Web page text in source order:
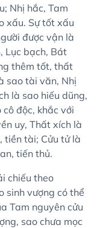
Nhị hắc, Tam
xấu. Sự tốt xấu
được vận là
Lục bạch, Bát
thêm tốt, thất
sao tài văn, Nhị
là sao hiếu dũng,
độc, khắc với
uy, Thất xích là
tiền tài; Cửu tử là
tiến thủ.
chiếu theo
sinh vượng có thể
Tam nguyên cửu
sao chưa mọc